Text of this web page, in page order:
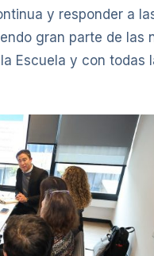
y responder a
gran parte de
Escuela y con